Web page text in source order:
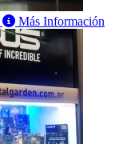
Más Información